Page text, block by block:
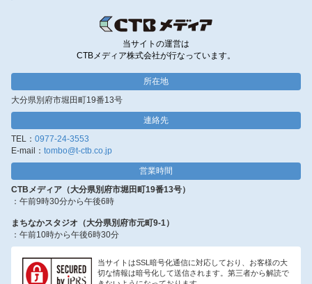
当サイトの運営は
CTBメディア株式会社が行なっています。
所在地
大分県別府市堀田町19番13号
連絡先
TEL： 0977-24-3553
E-mail： tombo@t-ctb.co.jp
営業時間
CTBメディア（大分県別府市堀田町19番13号）
：午前9時30分から午後6時
まちなかスタジオ（大分県別府市元町9-1）
：午前10時から午後6時30分
当サイトはSSL暗号化通信に対応しており、お客様の大
切な情報は暗号化して送信されます。第三者から解読で